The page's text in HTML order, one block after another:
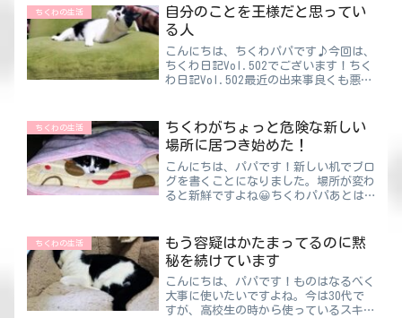
す。雪が降らない地域の方はわからない
かもしれませんが、道路に積...
ちくわの生活
自分のことを王様だと思ってい
る人
こんにちは、ちくわパパです♪今回は、
ちくわ日記Vol.502でございます！ちく
わ日記Vol.502最近の出来事良くも悪く
小さい子どもに言ってはいけない言葉だ
と個人的には...
ちくわの生活
ちくわがちょっと危険な新しい
場所に居つき始めた！
こんにちは、パパです！新しい机でブロ
グを書くことになりました。場所が変わ
ると新鮮ですよね😀ちくわパパあとは
からの予定・読まないけど難しい本を置
いて本棚を作る・パソコンのケ...
ちくわの生活
もう容疑はかたまってるのに黙
秘を続けています
こんにちは、パパです！ものはなるべく
大事に使いたいですよね。今は30代で
すが、高校生の時から使っているスキば